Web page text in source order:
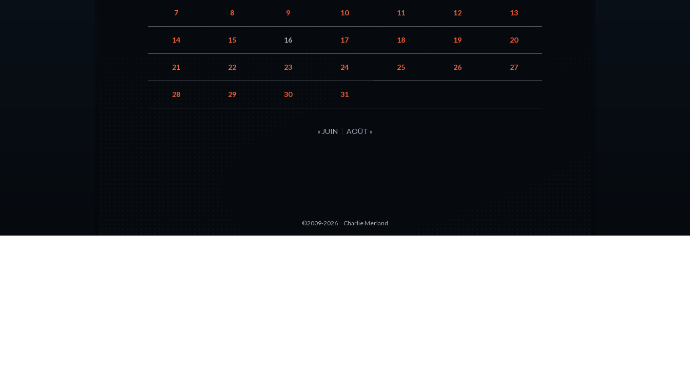
7 8 9 10 11 12 13
14 15 16 17 18 19 20
21 22 23 24 25 26 27
28 29 30 31
« JUIN AOÛT »
©2009-2026 − Charlie Merland